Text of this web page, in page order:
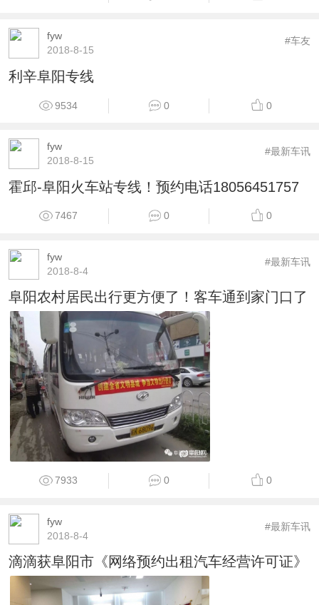
fyw
2018-8-15
#车友
利辛阜阳专线
9534 0 0
fyw
2018-8-15
#最新车讯
霍邱-阜阳火车站专线！预约电话18056451757
7467 0 0
fyw
2018-8-4
#最新车讯
阜阳农村居民出行更方便了！客车通到家门口了
7933 0 0
fyw
2018-8-4
#最新车讯
滴滴获阜阳市《网络预约出租汽车经营许可证》